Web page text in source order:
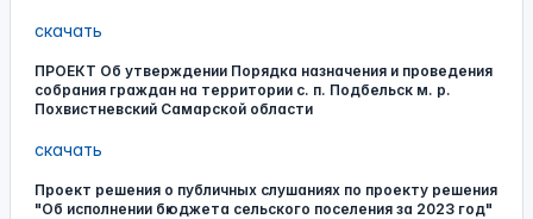
скачать
ПРОЕКТ Об утверждении Порядка назначения и проведения
собрания граждан на территории с. п. Подбельск м. р.
Похвистневский Самарской области
скачать
Проект решения о публичных слушаниях по проекту решения
"Об исполнении бюджета сельского поселения за 2023 год"